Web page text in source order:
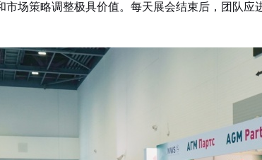
市场策略调整极具价值。每天展会结束后，团队